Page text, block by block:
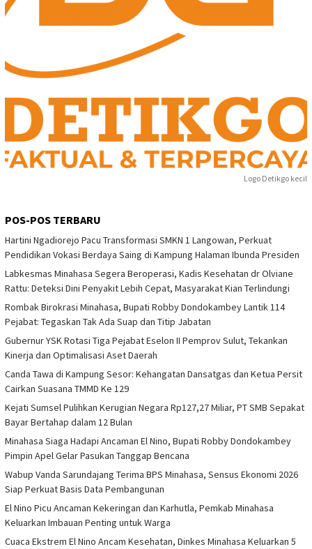
Logo Detikgo kecil
POS-POS TERBARU
Hartini Ngadiorejo Pacu Transformasi SMKN 1 Langowan, Perkuat
Pendidikan Vokasi Berdaya Saing di Kampung Halaman Ibunda Presiden
Labkesmas Minahasa Segera Beroperasi, Kadis Kesehatan dr Olviane
Rattu: Deteksi Dini Penyakit Lebih Cepat, Masyarakat Kian Terlindungi
Rombak Birokrasi Minahasa, Bupati Robby Dondokambey Lantik 114
Pejabat: Tegaskan Tak Ada Suap dan Titip Jabatan
Gubernur YSK Rotasi Tiga Pejabat Eselon II Pemprov Sulut, Tekankan
Kinerja dan Optimalisasi Aset Daerah
Canda Tawa di Kampung Sesor: Kehangatan Dansatgas dan Ketua Persit
Cairkan Suasana TMMD Ke 129
Kejati Sumsel Pulihkan Kerugian Negara Rp127,27 Miliar, PT SMB Sepakat
Bayar Bertahap dalam 12 Bulan
Minahasa Siaga Hadapi Ancaman El Nino, Bupati Robby Dondokambey
Pimpin Apel Gelar Pasukan Tanggap Bencana
Wabup Vanda Sarundajang Terima BPS Minahasa, Sensus Ekonomi 2026
Siap Perkuat Basis Data Pembangunan
El Nino Picu Ancaman Kekeringan dan Karhutla, Pemkab Minahasa
Keluarkan Imbauan Penting untuk Warga
Cuaca Ekstrem El Nino Ancam Kesehatan, Dinkes Minahasa Keluarkan 5